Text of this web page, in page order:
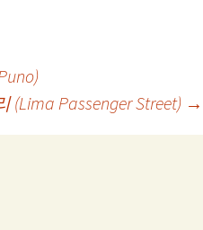
Passenger Street) →